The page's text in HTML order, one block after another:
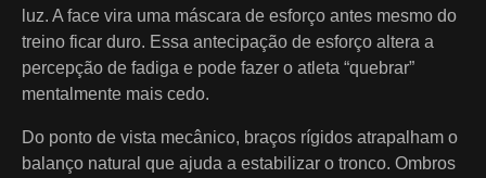
luz. A face vira uma máscara de esforço antes mesmo do
treino ficar duro. Essa antecipação de esforço altera a
percepção de fadiga e pode fazer o atleta “quebrar”
mentalmente mais cedo.
Do ponto de vista mecânico, braços rígidos atrapalham o
balanço natural que ajuda a estabilizar o tronco. Ombros